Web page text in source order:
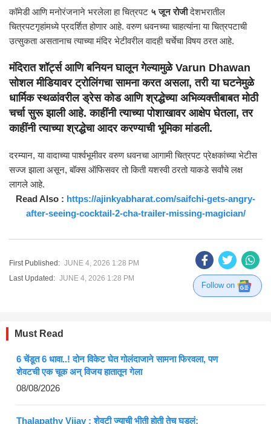
कॉमेडी आणि मनोरंजनाने भरलेला हा चित्रपट ५ जून रोजीदेशभरातील
चित्रपटगृहांमध्ये प्रदर्शित होणार आहे. वरुण धवनच्या चाहत्यांना या चित्रपटाची
उत्सुकता असतानाच त्याच्या मंदिर भेटीवरील वादही चर्चेचा विषय ठरत आहे.
मंदिरात शॉर्ट्स आणि बनियन घालून गेल्यामुळे Varun Dhawan
सोशल मीडियावर ट्रोलिंगचा सामना करत असला, तरी या घटनेमुळे
धार्मिक स्थळांवरील ड्रेस कोड आणि श्रद्धेच्या अभिव्यक्तीबाबत मोठी
चर्चा सुरू झाली आहे. काहींनी त्याच्या पोशाखावर आक्षेप घेतला, तर
काहींनी त्याच्या श्रद्धेचा आदर करण्याची भूमिका मांडली.
दरम्यान, या वादाच्या पार्श्वभूमीवर वरुण धवनचा आगामी चित्रपट प्रेक्षकांच्या भेटीस
सज्ज झाला असून, बॉक्स ऑफिसवर तो किती यशस्वी ठरतो याकडे सर्वांचे लक्ष
लागले आहे.
Read Also : https://ajinkyabharat.com/saifchi-gets-angry-
after-seeing-cocktail-2-cha-trailer-missing-magician/
First Published: JUNE 4, 2026 1:28 PM
Last Updated: JUNE 4, 2026 1:28 PM
Follow on
Must Read
6 चेंडूत 6 धावा..! दोन विकेट घेत गोलंदाजाने सामना फिरवला, पण
शेवटची एक चूक अन् विजय हातातून गेला
08/08/2026
Thalapathy Vijay : शेवटी ज्याची भीती होती तेच घडलं;